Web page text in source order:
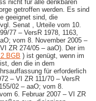
nicht für alle denkbaren
getroffen werden. Es sind
geeignet sind, die
Senat , Urteile vom 10.
77 – VersR 1978, 1163,
vom 8. November 2005 –
ZR 274/05 – aaO). Der im
BGB ) ist genügt, wenn im
den die in dem
für erforderlich
– VI ZR 111/70 – VersR
02 – aaO; vom 8.
6. Februar 2007 – VI ZR